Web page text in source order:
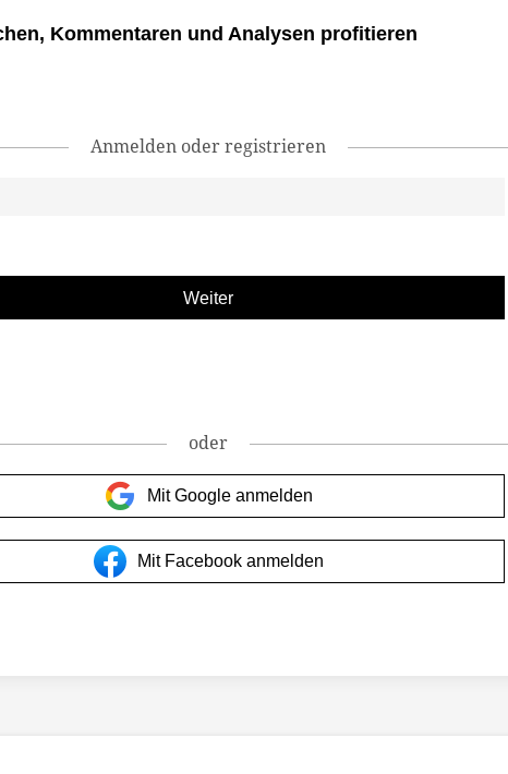
Kommentaren und Analysen profitieren
Anmelden oder registrieren
oder
Mit Google anmelden
Mit Facebook anmelden